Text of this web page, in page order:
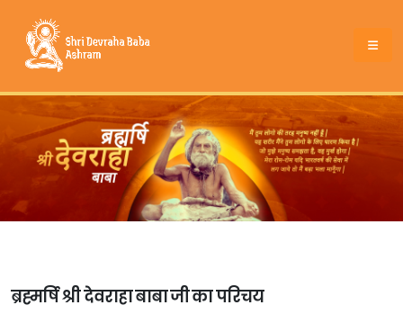
ब्रह्मर्षि श्री देवराहा बाबा जी का परिचय